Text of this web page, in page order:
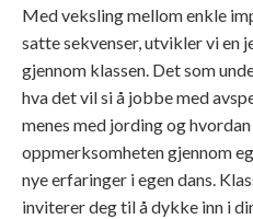
Med veksling mellom enkle
satte sekvenser, utvikler vi en
gjennom klassen. Det som
hva det vil si å jobbe med
menes med jording og
oppmerksomheten gjennom
nye erfaringer i egen dans.
inviterer deg til å dykke inn i